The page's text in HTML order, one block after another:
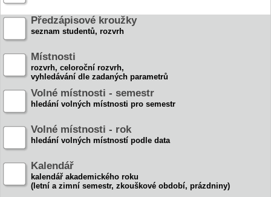
Předzápisové kroužky
seznam studentů, rozvrh
Místnosti
rozvrh, celoroční rozvrh,
vyhledávání dle zadaných parametrů
Volné místnosti - semestr
hledání volných místnosti pro semestr
Volné místnosti - rok
hledání volných místností podle data
Kalendář
kalendář akademického roku
(letní a zimní semestr, zkouškové období, prázdniny)